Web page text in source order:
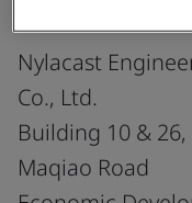
Nylacast
Co., Ltd.
Building 10 &
Maqiao Road